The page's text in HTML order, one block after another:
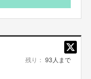
残り： 93人まで